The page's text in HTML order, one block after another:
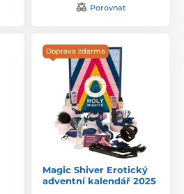
Porovnat
Doprava zdarma
Magic Shiver Erotický
adventní kalendář 2025